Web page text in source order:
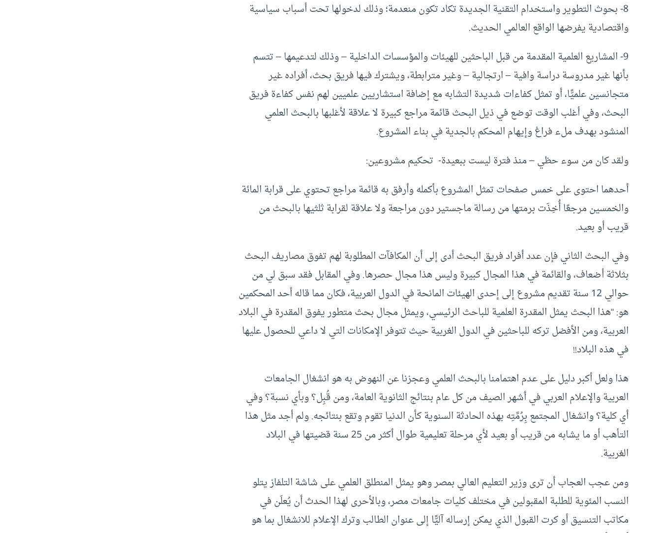
8- بحوث التطوير واستخدام التقنية الجديدة تكاد تكون منعدمة؛ وذلك لدخولها تحت أسباب سياسية
واقتصادية يفرضها الواقع العالمي الحديث.
9- المشاريع العلمية المقدمة من قبل الباحثين للهيئات والمؤسسات الداخلية – وذلك لتدعيمها – تتسم
بأنها غير مدروسة دراسة وافية – ارتجالية – وغير مترابطة، ويشترك فيها فريق بحث، أفراده غير
متجانسين علميًّا، أو تمثل كفاءات شديدة التشابه مع إضافة استشاريين علميين لهم نفس كفاءة فريق
البحث، وفي أغلب الوقت توضع في ذيل البحث قائمة مراجع كبيرة لا علاقة لأغلبها بالبحث العلمي
المنشود بهدف ملء فراغ وإيهام المحكم بالجدية في بناء المشروع.
ولقد كان من سوء حظي – منذ فترة ليست ببعيدة- تحكيم مشروعين:
أحدهما احتوى على خمس صفحات تمثل المشروع بأكمله وأرفق به قائمة مراجع تحتوي على قرابة المائة
والخمسين مرجعًا أُخِذَت برمتها من رسالة ماجستير دون مراجعة ولا علاقة لقرابة ثلثيها بالبحث من
قريب أو بعيد.
وفي البحث الثاني فإن عدد أفراد فريق البحث أدى إلى أن المكافآت المطلوبة لهم تفوق مصاريف البحث
بثلاثة أضعاف، والقائمة في هذا المجال كبيرة وليس هذا مجال حصرها. وفي المقابل فقد سبق لي من
حوالي 12 سنة تقديم مشروع إلى إحدى الهيئات المانحة في الدول العربية، فكان مما قاله أحد المحكمين
هو: “هذا البحث يمثل المقدرة العلمية للباحث الرئيسي، ويمثل مجال بحث متطور يفوق المقدرة في البلاد
العربية، ومن الأفضل تركه للباحثين في الدول الغربية حيث تتوفر الإمكانات التي لا داعي للحصول عليها
في هذه البلاد!!
هذا ولعل أكبر دليل على عدم اهتمامنا بالبحث العلمي وعجزنا عن النهوض به هو انشغال الجامعات
العربية والإعلام العربي في أشهر الصيف من كل عام بنتائج الثانوية العامة، ومن قُبِل؟ وبأي نسبة؟ وفي
أي كلية؟ وانشغال المجتمع بِرُمَّتِه بهذه الحادثة السنوية كأن الدنيا تقوم وتقع بنتائجه. ولم أجد مثل هذا
التأهب أو ما يشابه من قريب أو بعيد لأي مرحلة تعليمية طوال أكثر من 25 سنة قضيتها في البلاد
الغربية.
ومن عجب العجاب أن ترى وزير التعليم العالي بمصر وهو يمثل المنطلق العلمي على شاشة التلفاز يتلو
النسب المئوية للطلبة المقبولين في مختلف كليات جامعات مصر، وبالأحرى لهذا الحدث أن يُعلَن في
مكاتب التنسيق أو كرت القبول الذي يمكن إرساله آليًّا إلى عنوان الطالب وترك الإعلام للانشغال بما هو